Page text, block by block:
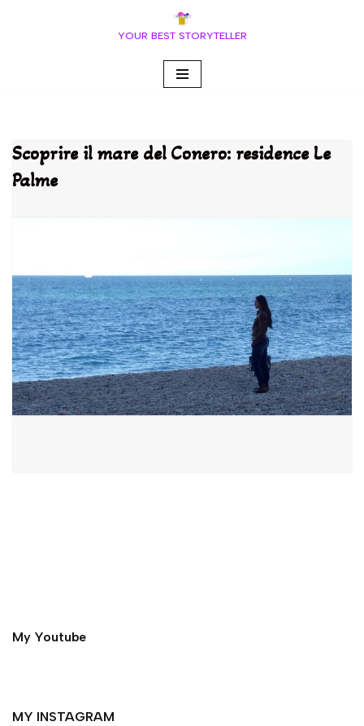
YOUR BEST STORYTELLER
Scoprire il mare del Conero: residence Le
Palme
My Youtube
MY INSTAGRAM